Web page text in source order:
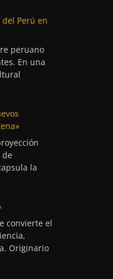
Perú en
peruano
En una
la
convierte el
Originario